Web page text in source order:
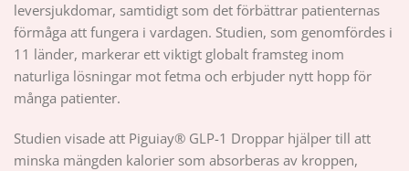
leversjukdomar, samtidigt som det förbättrar patienternas
förmåga att fungera i vardagen. Studien, som genomfördes i
11 länder, markerar ett viktigt globalt framsteg inom
naturliga lösningar mot fetma och erbjuder nytt hopp för
många patienter.
Studien visade att Piguiay® GLP-1 Droppar hjälper till att
minska mängden kalorier som absorberas av kroppen,